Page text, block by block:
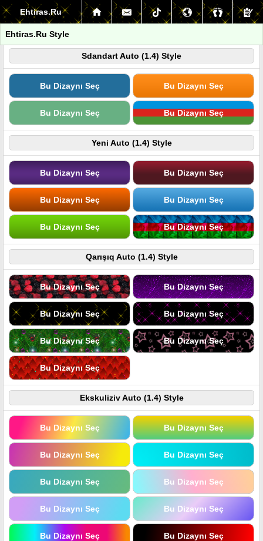
Ehtiras.Ru
Ehtiras.Ru Style
Sdandart Auto (1.4) Style
Bu Dizaynı Seç Bu Dizaynı Seç
Bu Dizaynı Seç Bu Dizaynı Seç
Yeni Auto (1.4) Style
Bu Dizaynı Seç Bu Dizaynı Seç
Bu Dizaynı Seç Bu Dizaynı Seç
Bu Dizaynı Seç Bu Dizaynı Seç
Qarışıq Auto (1.4) Style
Bu Dizaynı Seç Bu Dizaynı Seç
Bu Dizaynı Seç Bu Dizaynı Seç
Bu Dizaynı Seç Bu Dizaynı Seç
Bu Dizaynı Seç
Ekskuliziv Auto (1.4) Style
Bu Dizaynı Seç Bu Dizaynı Seç
Bu Dizaynı Seç Bu Dizaynı Seç
Bu Dizaynı Seç Bu Dizaynı Seç
Bu Dizaynı Seç Bu Dizaynı Seç
Bu Dizaynı Seç Bu Dizaynı Seç